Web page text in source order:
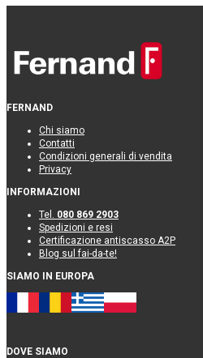
FERNAND
Chi siamo
Contatti
Condizioni generali di vendita
Privacy
INFORMAZIONI
Tel. 080 869 2903
Spedizioni e resi
Certificazione antiscasso A2P
Blog sul fai-da-te!
SIAMO IN EUROPA
DOVE SIAMO